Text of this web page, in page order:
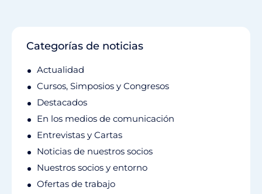
Categorías de noticias
Actualidad
Cursos, Simposios y Congresos
Destacados
En los medios de comunicación
Entrevistas y Cartas
Noticias de nuestros socios
Nuestros socios y entorno
Ofertas de trabajo